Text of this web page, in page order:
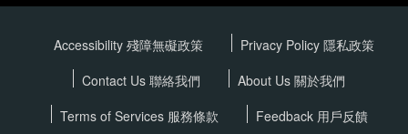
Accessibility 殘障無礙政策 Privacy Policy 隱私政策
Contact Us 聯絡我們
About Us 關於我們
Terms of Services 服務條款 Feedback 用戶反饋